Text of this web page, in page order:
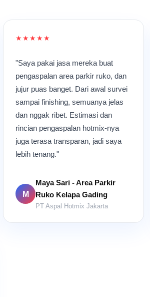
★★★★★
"Saya pakai jasa mereka buat
pengaspalan area parkir ruko, dan
jujur puas banget. Dari awal survei
sampai finishing, semuanya jelas
dan nggak ribet. Estimasi dan
rincian pengaspalan hotmix-nya
juga terasa transparan, jadi saya
lebih tenang."
M
Maya Sari - Area Parkir
Ruko Kelapa Gading
PT Aspal Hotmix Jakarta